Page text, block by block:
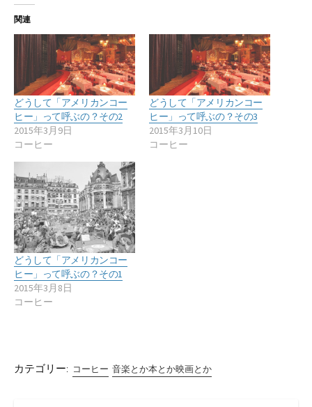
関連
どうして「アメリカンコー
ヒー」って呼ぶの？その2
2015年3月9日
コーヒー
どうして「アメリカンコー
ヒー」って呼ぶの？その3
2015年3月10日
コーヒー
どうして「アメリカンコー
ヒー」って呼ぶの？その1
2015年3月8日
コーヒー
カテゴリー: コーヒー 音楽とか本とか映画とか